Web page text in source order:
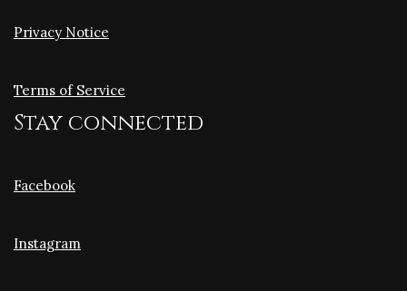
Privacy Notice
Terms of Service
Stay connected
Facebook
Instagram